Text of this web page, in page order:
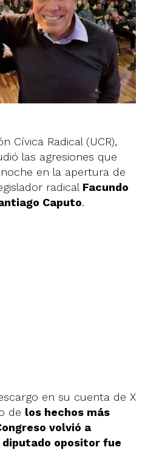
Cívica Radical (UCR),
las agresiones que
en la apertura de
radical Facundo
Caputo.
en su cuenta de X
de los hechos más
volvió a
diputado opositor fue